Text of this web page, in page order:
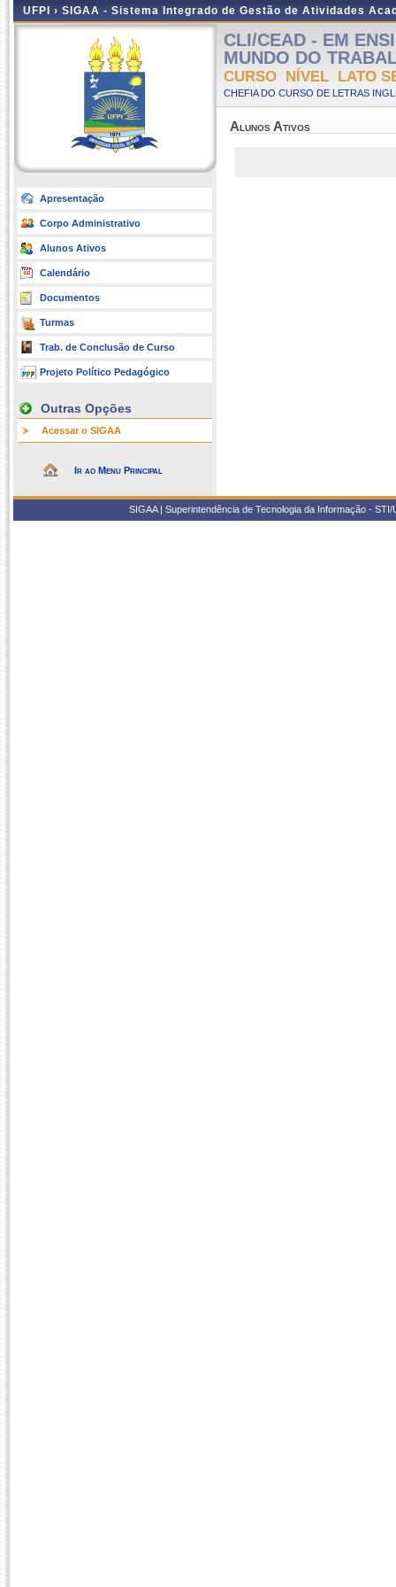
UFPI › SIGAA - Sistema Integrado de Gestão de Atividades
Apresentação
Corpo Administrativo
Alunos Ativos
Calendário
Documentos
Turmas
Trab. de Conclusão de Curso
Projeto Político Pedagógico
Outras Opções
Acessar o SIGAA
Ir ao Menu Principal
CLI/CEAD - EM
MUNDO DO
CURSO NÍVEL LATO
CHEFIA DO CURSO DE LETRAS
Alunos Ativos
SIGAA | Superintendência de Tecnologia da Informação -